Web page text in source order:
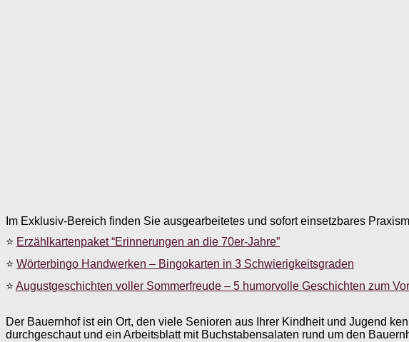
Im Exklusiv-Bereich finden Sie ausgearbeitetes und sofort einsetzbares
⭐ Erzählkartenpaket “Erinnerungen an die 70er-Jahre”
⭐ Wörterbingo Handwerken – Bingokarten in 3 Schwierigkeitsgraden
⭐ Augustgeschichten voller Sommerfreude – 5 humorvolle Geschichten zum
Der Bauernhof ist ein Ort, den viele Senioren aus Ihrer Kindheit und Jugend
durchgeschaut und ein Arbeitsblatt mit Buchstabensalaten rund um den